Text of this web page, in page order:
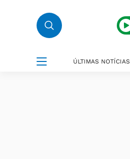
ÚLTIMAS NOTÍCIAS